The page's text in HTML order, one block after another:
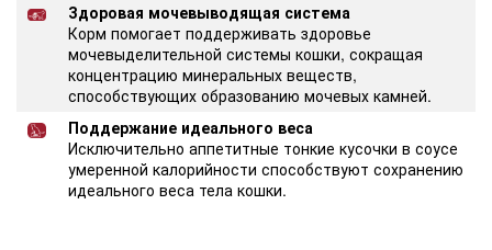
Здоровая мочевыводящая система
Корм помогает поддерживать здоровье
мочевыделительной системы кошки, сокращая
концентрацию минеральных веществ,
способствующих образованию мочевых камней.
Поддержание идеального веса
Исключительно аппетитные тонкие кусочки в соусе
умеренной калорийности способствуют сохранению
идеального веса тела кошки.